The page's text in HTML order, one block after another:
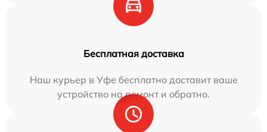
Бесплатная доставка
Наш курьер в Уфе бесплатно доставит ваше
устройство на ремонт и обратно.